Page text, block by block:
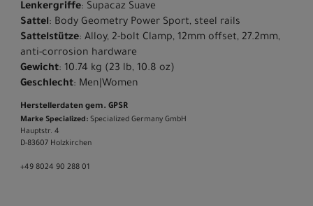
Lenkergriffe: Supacaz Suave
Sattel: Body Geometry Power Sport, steel rails
Sattelstütze: Alloy, 2-bolt Clamp, 12mm offset, 27.2mm,
anti-corrosion hardware
Gewicht: 10.74 kg (23 lb, 10.8 oz)
Geschlecht: Men|Women
Herstellerdaten gem. GPSR
Marke Specialized: Specialized Germany GmbH
Hauptstr. 4
D-83607 Holzkirchen
+49 8024 90 288 01